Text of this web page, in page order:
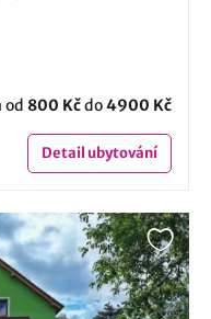
od 800 Kčdo4900 Kč
Detailubytování